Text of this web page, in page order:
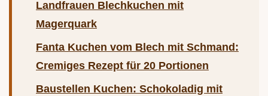
Landfrauen Blechkuchen mit
Magerquark
Fanta Kuchen vom Blech mit Schmand:
Cremiges Rezept für 20 Portionen
Baustellen Kuchen: Schokoladig mit